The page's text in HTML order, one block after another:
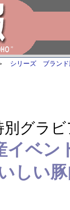
シリーズ ブランド
別グラビ
イベン
しい